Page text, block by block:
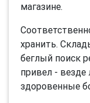
магазине.
хранить.
беглый поиск
привел -
здоровенные